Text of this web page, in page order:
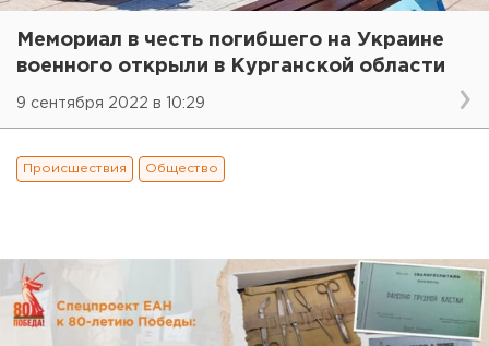
Мемориал в честь погибшего на Украине
военного открыли в Курганской области
9 сентября 2022 в 10:29
Происшествия Общество